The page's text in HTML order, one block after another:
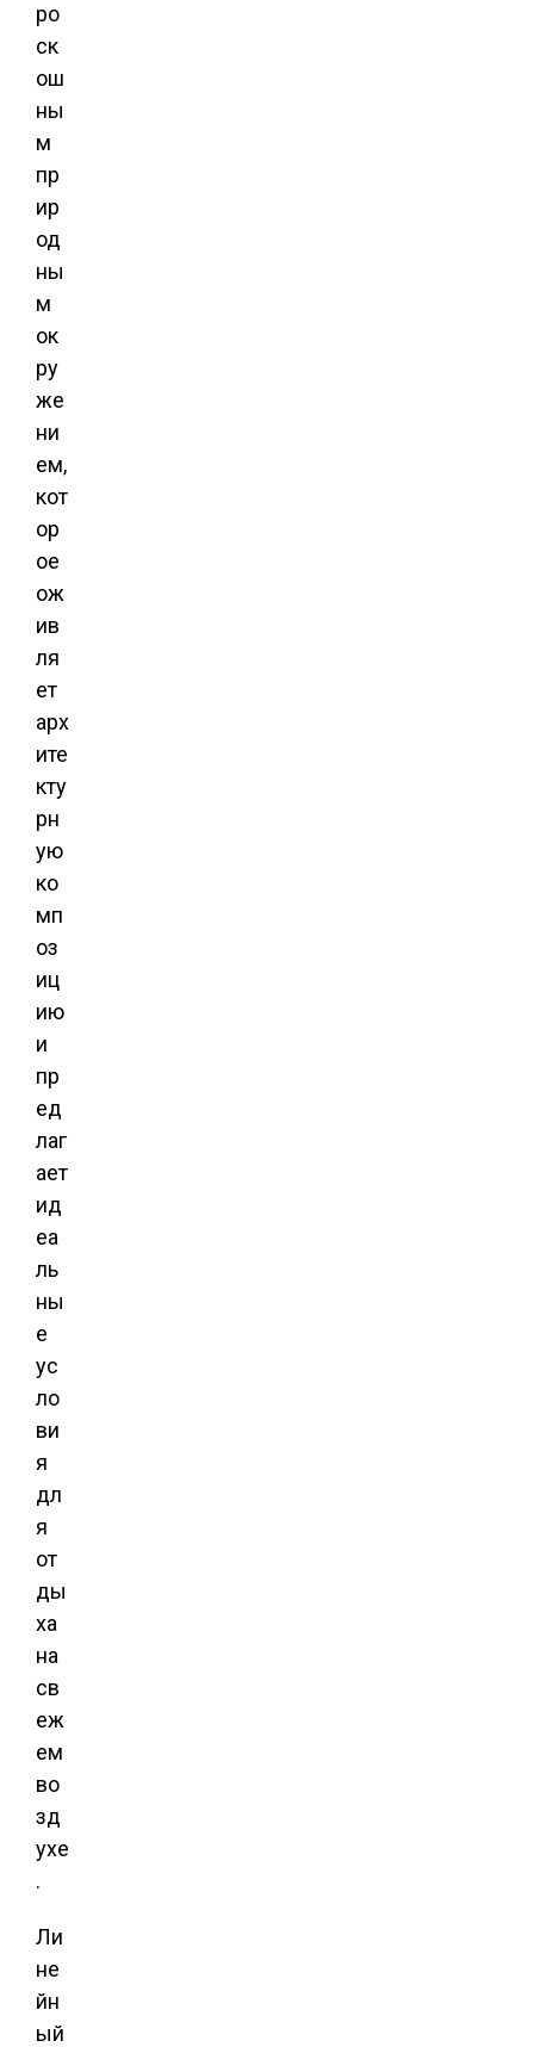
ро
ск
ош
ны
м
пр
ир
од
ны
м
ок
ру
же
ни
ем,
кот
ор
ое
ож
ив
ля
ет
арх
ите
кту
рн
ую
ко
мп
оз
иц
ию
и
пр
ед
лаг
ает
ид
еа
ль
ны
е
ус
ло
ви
я
дл
я
от
ды
ха
на
св
еж
ем
во
зд
ухе
.
Ли
не
йн
ый